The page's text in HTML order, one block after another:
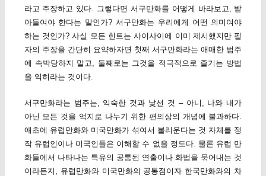
라고 주장하고 있다. 그렇다면 서구만화를 어떻게 바라보고, 받
아들여야 한다는 말인가? 서구만화는 우리에게 어떤 의미여야
하는 것인가? 사실 모든 힌트는 사이사이에 이미 제시했지만 필
자의 주장을 간단히 요약하자면 첫째 서구만화라는 애매한 범주
에 속박당하지 말고, 둘째로는 그것을 적극적으로 즐기는 방법
을 익히라는 것이다.
서구만화라는 범주는, 익숙한 것과 낯선 것 – 아니, 나와 내가
아닌 모든 것을 억지로 나누기 위한 편의상의 개념에 불과하다.
애초에 유럽만화와 미국만화가 섞여서 불리운다는 것 자체를 정
작 유럽인이나 미국인들은 이해할 수 없을 정도다. 물론 유럽 만
화들에서 나타나는 특유의 공통된 연출이나 화법을 묶어내는 것
이라든지, 유럽만화와 미국만화의 공통점이자 한국만화와의 차